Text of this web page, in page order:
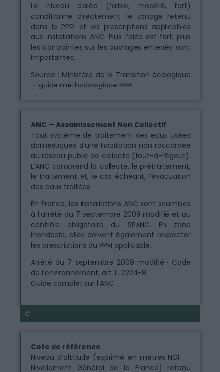
Le niveau d’aléa (faible, modéré, fort)
conditionne directement le zonage retenu
dans le PPRI et les prescriptions applicables
aux installations ANC. Plus l’aléa est fort, plus
les contraintes sur les ouvrages enterrés sont
importantes.
Source : Ministère de la Transition écologique
— guide méthodologique PPRI
ANC — Assainissement Non Collectif
Tout système de traitement des eaux usées
domestiques d’une habitation non raccordée
au réseau public de collecte (tout-à-l’égout).
L’ANC comprend la collecte, le prétraitement,
le traitement et, le cas échéant, l’évacuation
des eaux traitées.
En France, les installations ANC sont soumises
à l’arrêté du 7 septembre 2009 modifié et au
contrôle obligatoire du SPANC. En zone
inondable, elles doivent également respecter
les prescriptions du PPRI applicable.
Arrêté du 7 septembre 2009 modifié · Code
de l’environnement, art. L. 2224-8
Guide complet sur l’ANC
C
Cote de référence
Niveau d’altitude (exprimé en mètres NGF —
Nivellement Général de la France) retenu